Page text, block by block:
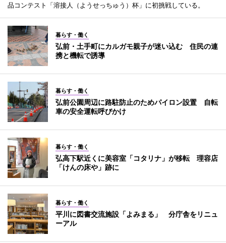
品コンテスト「溶接人（ようせっちゅう）杯」に初挑戦している。
暮らす・働く
弘前・土手町にカルガモ親子が迷い込む 住民の連
携と機転で誘導
暮らす・働く
弘前公園周辺に路駐防止のためパイロン設置 自転
車の安全運転呼びかけ
暮らす・働く
弘高下駅近くに美容室「コタリナ」が移転 理容店
「けんの床や」跡に
暮らす・働く
平川に図書交流施設「よみまる」 分庁舎をリニュ
ーアル